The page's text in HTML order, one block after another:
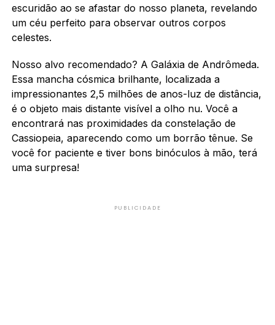
escuridão ao se afastar do nosso planeta, revelando
um céu perfeito para observar outros corpos
celestes.
Nosso alvo recomendado? A Galáxia de Andrômeda.
Essa mancha cósmica brilhante, localizada a
impressionantes 2,5 milhões de anos-luz de distância,
é o objeto mais distante visível a olho nu. Você a
encontrará nas proximidades da constelação de
Cassiopeia, aparecendo como um borrão tênue. Se
você for paciente e tiver bons binóculos à mão, terá
uma surpresa!
PUBLICIDADE